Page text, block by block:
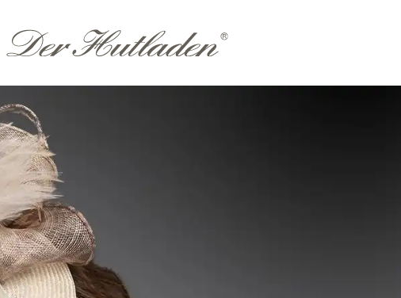
Accessoires
Hutkoffer